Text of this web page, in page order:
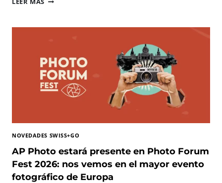
G
I
M
P
R
I
N
I
B
L
R
O
R
A
S
E
S
O
N
NOVEDADES SWISS+GO
AP Photo estará presente en Photo Forum
Fest 2026: nos vemos en el mayor evento
fotográfico de Europa